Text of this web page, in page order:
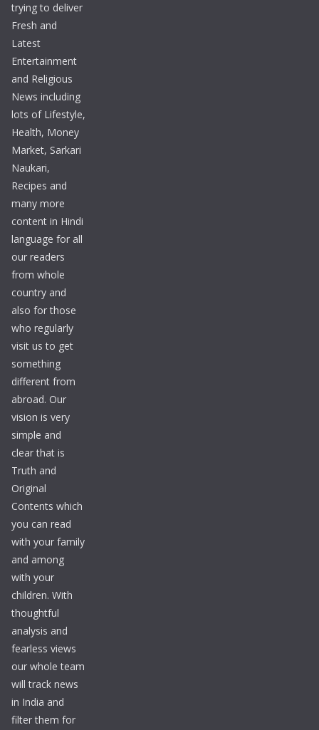
trying to deliver
Fresh and
Latest
Entertainment
and Religious
News including
lots of Lifestyle,
Health, Money
Market, Sarkari
Naukari,
Recipes and
many more
content in Hindi
language for all
our readers
from whole
country and
also for those
who regularly
visit us to get
something
different from
abroad. Our
vision is very
simple and
clear that is
Truth and
Original
Contents which
you can read
with your family
and among
with your
children. With
thoughtful
analysis and
fearless views
our whole team
will track news
in India and
filter them for